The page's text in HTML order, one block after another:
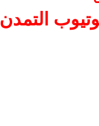
التمدن